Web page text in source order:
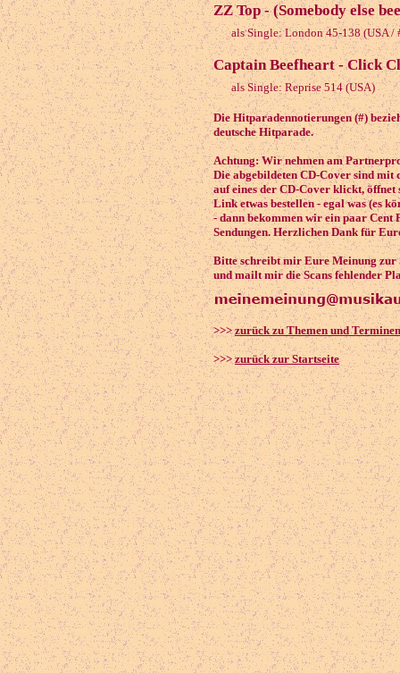
ZZ Top - (Somebody else
als Single: London 45-138 (USA /
Captain Beefheart - Click
als Single: Reprise 514 (USA)
Die Hitparadennotierungen (#)
deutsche Hitparade.
Achtung: Wir nehmen am
Die abgebildeten CD-Cover sind mit
auf eines der CD-Cover klickt,
Link etwas bestellen - egal was (es
- dann bekommen wir ein paar Cent
Sendungen. Herzlichen Dank für
Bitte schreibt mir Eure Meinung zur
und mailt mir die Scans fehlender
>>>zurück zu Themen und Terminen
>>>zurück zur Startseite